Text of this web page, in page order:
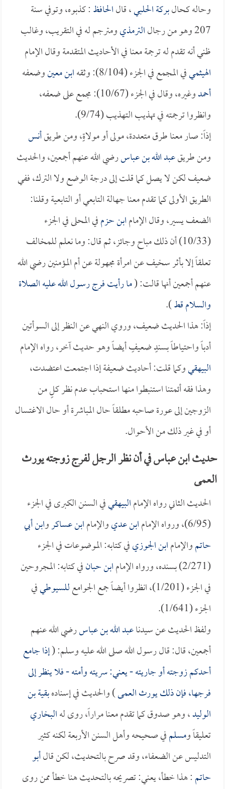
وحاله كحالبركة الحلبي، قالالحافظ: كذبوه، وتوفي سنة
207 وهو من رجال
الترمذيومترجم له في التقريب، وغالب
ظني أنه تقدم له ترجمة معنا في الأحاديث المتقدمة وقال الإمام
الهيثميفي المجمع في الجزء (8/104): وثقه ابن معينوضعفه
أحمد
وغيره، وقال في الجزء (10/67): مجمع على ضعفه،
وانظروا ترجمته في تهذيب التهذيب (9/74).
إذاً: صار معنا طرق متعددة، مولى أو مولاةٍ، ومن طريقأنس
ومن طريقعبد الله بن عباسرضي الله عنهم أجمعين، والحديث
ضعيف لكن لا يصل كما قلت إلى درجة الوضع ولا الترك، ففي
الطريق الأولى كما تقدم معنا جهالة التابعي أو التابعية وقلنا:
الضعف يسير، وقال الإمامابن حزمفي المحلى في الجزء
(10/33) أن ذلك مباح وجائز، ثم قال: وما نعلم للمخالف
تعلقاً إلا بأثر سخيف عن امرأة مجهولة عن أم المؤمنين رضي الله
عنهم أجمعين أنها قالت: (ما رأيت فرج رسول الله عليه الصلاة
والسلام قط).
إذاً: هذا الحديث ضعيف، وروي النهي عن النظر إلى السوأتين
أدباً واحتياطاً بسندٍ ضعيفٍ أيضاً وهو حديث آخر، رواه الإمام
البيهقيوكما قلت: أحاديث ضعيفة إذا اجتمعت اعتضدت،
وهذا فقه أئمتنا استنبطوا منها استحباب عدم نظر كلٍ من
الزوجين إلى عورة صاحبه مطلقاً حال المباشرة أو حال الاغتسال
أو في غير ذلك من الأحوال.
حديث ابن عباس في أن نظر الرجل لفرج زوجته يورث
العمى
الحديث الثاني رواه الإمامالبيهقيفي السنن الكبرى في الجزء
(6/95)، ورواه الإمام
ابن عديوالإمامابن عساكروابن أبي
حاتموالإمامابن الجوزيفي كتابه: الموضوعات في الجزء
(2/271) بسنده، ورواه الإمام
ابن حبانفي كتابه: المجروحين
في الجزء (1/201)، انظروا أيضاً جمع الجوامع
للسيوطيفي
الجزء (1/641).
ولفظ الحديث عن سيدناعبد الله بن عباسرضي الله عنهم
أجمعين، قال: قال رسول الله صلى الله عليه وسلم: (إذا جامع
أحدكم زوجته أو جاريته - يعني: سريته وأمته - فلا ينظر إلى
فرجها، فإن ذلك يورث العمى) والحديث في إسنادهبقية بن
الوليد، وهو صدوق كما تقدم معنا مراراً، روى لهالبخاري
تعليقاً ومسلمفي صحيحه وأهل السنن الأربعة لكنه كثير
التدليس عن الضعفاء، وقد صرح بالتحديث، لكن قالأبو
حاتم: هذا خطأ، يعني: تصريحه بالتحديث هنا خطأ ممن روى